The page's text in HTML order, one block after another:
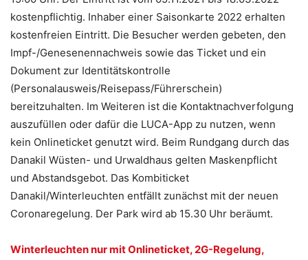
kostenpflichtig. Inhaber einer Saisonkarte 2022 erhalten
kostenfreien Eintritt. Die Besucher werden gebeten, den
Impf-/Genesenennachweis sowie das Ticket und ein
Dokument zur Identitätskontrolle
(Personalausweis/Reisepass/Führerschein)
bereitzuhalten. Im Weiteren ist die Kontaktnachverfolgung
auszufüllen oder dafür die LUCA-App zu nutzen, wenn
kein Onlineticket genutzt wird. Beim Rundgang durch das
Danakil Wüsten- und Urwaldhaus gelten Maskenpflicht
und Abstandsgebot. Das Kombiticket
Danakil/Winterleuchten entfällt zunächst mit der neuen
Coronaregelung. Der Park wird ab 15.30 Uhr beräumt.
Winterleuchten nur mit Onlineticket, 2G-Regelung,